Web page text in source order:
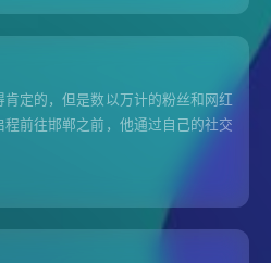
定的，但是数以万计的粉丝和网红
前往邯郸之前，他通过自己的社交